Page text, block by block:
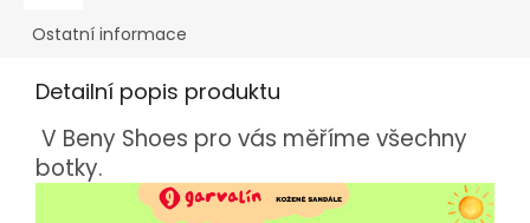
Ostatní informace
Detailní popis produktu
V Beny Shoes pro vás měříme všechny
botky.